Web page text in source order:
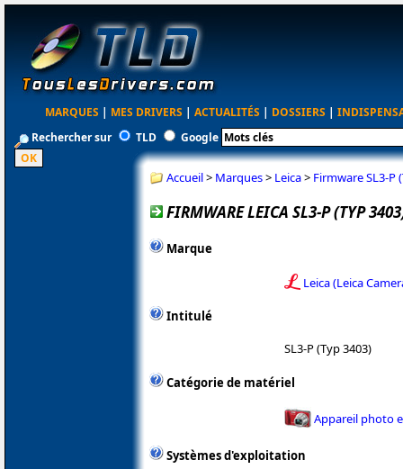
MARQUES | MES DRIVERS | ACTUALITÉS | DOSSIERS |
Rechercher sur
TLD Google
Accueil> Marques> Leica> Firmware SL3-P
FIRMWARE LEICA SL3-P (TYP
Marque
Leica (Leica
Intitulé
SL3-P (Typ 3403)
Catégorie de matériel
Appareil photo
Systèmes d'exploitation